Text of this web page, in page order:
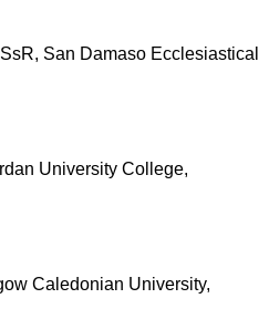
San Damaso Ecclesiastical
University College,
Caledonian University,